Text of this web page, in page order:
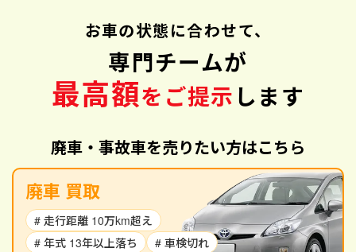
お車の状態に合わせて、
専門チームが
最高額をご提示 します
廃車・事故車を売りたい方はこちら
廃車 買取
# 走行距離 10万km超え
# 年式 13年以上落ち
# 車検切れ